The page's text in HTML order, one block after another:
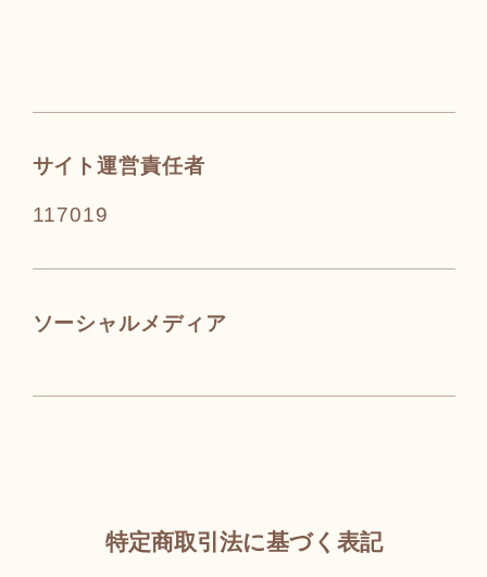
サイト運営責任者
117019
ソーシャルメディア
特定商取引法に基づく表記